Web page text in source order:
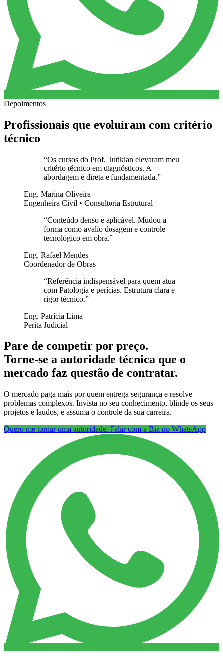
Depoimentos
Profissionais que evoluíram com critério
técnico
“Os cursos do Prof. Tutikian elevaram meu
critério técnico em diagnósticos. A
abordagem é direta e fundamentada.”
Eng. Marina Oliveira
Engenheira Civil • Consultoria Estrutural
“Conteúdo denso e aplicável. Mudou a
forma como avalio dosagem e controle
tecnológico em obra.”
Eng. Rafael Mendes
Coordenador de Obras
“Referência indispensável para quem atua
com Patologia e perícias. Estrutura clara e
rigor técnico.”
Eng. Patrícia Lima
Perita Judicial
Pare de competir por preço.
Torne-se a autoridade técnica que o
mercado faz questão de contratar.
O mercado paga mais por quem entrega segurança e resolve
problemas complexos. Invista no seu conhecimento, blinde os seus
projetos e laudos, e assuma o controle da sua carreira.
Quero me tornar uma autoridade. Falar com a Bia no WhatsApp